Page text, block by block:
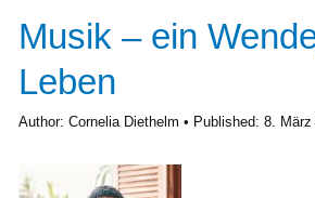
Musik – ein
Leben
Author: Cornelia Diethelm Published: 8. März